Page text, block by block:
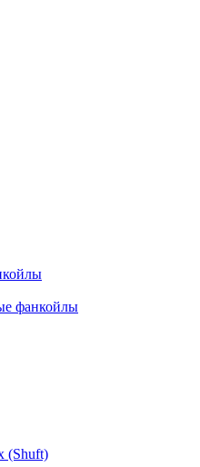
фанкойлы
(Shuft)